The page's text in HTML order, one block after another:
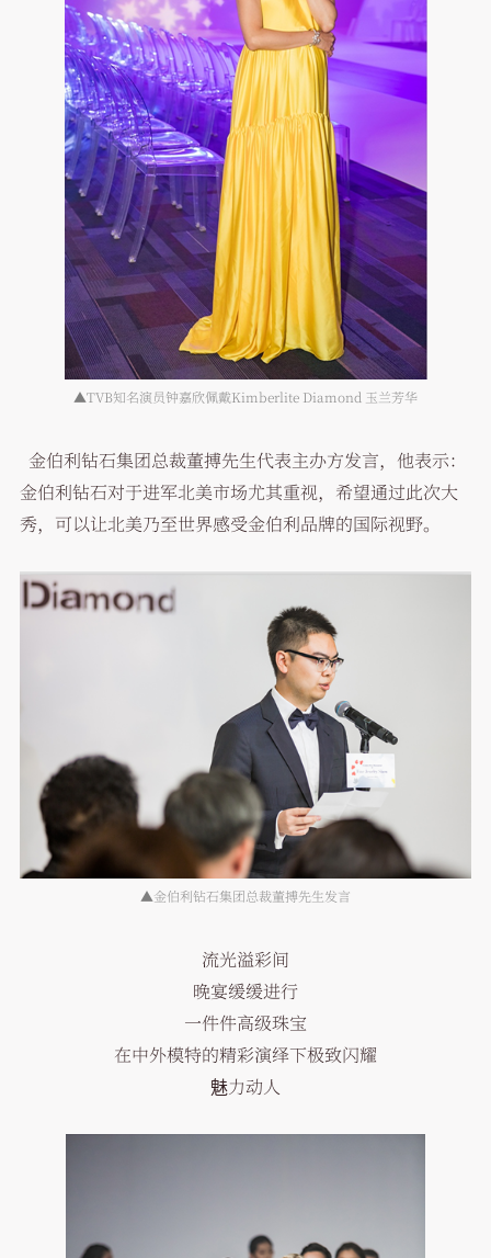
▲TVB知名演员钟嘉欣佩戴Kimberlite Diamond 玉兰芳华
金伯利钻石集团总裁董搏先生代表主办方发言，他表示：
金伯利钻石对于进军北美市场尤其重视，希望通过此次大
秀，可以让北美乃至世界感受金伯利品牌的国际视野。
▲金伯利钻石集团总裁董搏先生发言
流光溢彩间
晚宴缓缓进行
一件件高级珠宝
在中外模特的精彩演绎下极致闪耀
魅力动人